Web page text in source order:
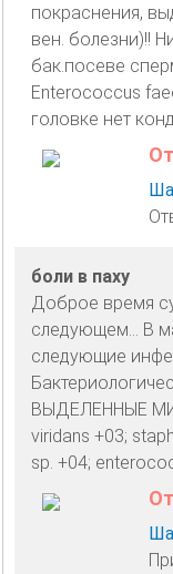
покраснения,
вен. болезни)!!
бак.посеве
Enterococcus
головке нет
боли в паху
Доброе время
следующем... В
следующие
ВЫДЕЛЕННЫЕ
viridans +03;
sp. +04;